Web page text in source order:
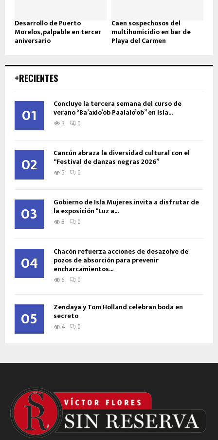
Desarrollo de Puerto
Morelos, palpable en tercer
aniversario
Caen sospechosos del
multihomicidio en bar de
Playa del Carmen
+RECIENTES
01 Concluye la tercera semana del curso de
verano “Ba’axlo’ob Paalalo’ob” en Isla...
3 0
02 Cancún abraza la diversidad cultural con el
“Festival de danzas negras 2026”
5 0
03 Gobierno de Isla Mujeres invita a disfrutar de
la exposición “Luz a...
8 0
04 Chacón refuerza acciones de desazolve de
pozos de absorción para prevenir
encharcamientos...
6 0
05 Zendaya y Tom Holland celebran boda en
secreto
4 0